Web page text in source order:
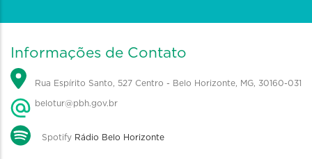
Informações de Contato
Rua Espírito Santo, 527 Centro - Belo Horizonte, MG, 30160-031
belotur@pbh.gov.br
Spotify Rádio Belo Horizonte